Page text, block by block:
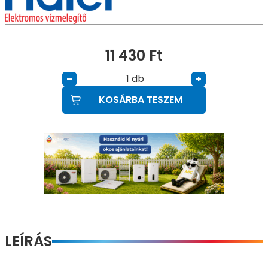
11 430 Ft
– db
+
KOSÁRBA TESZEM
LEÍRÁS